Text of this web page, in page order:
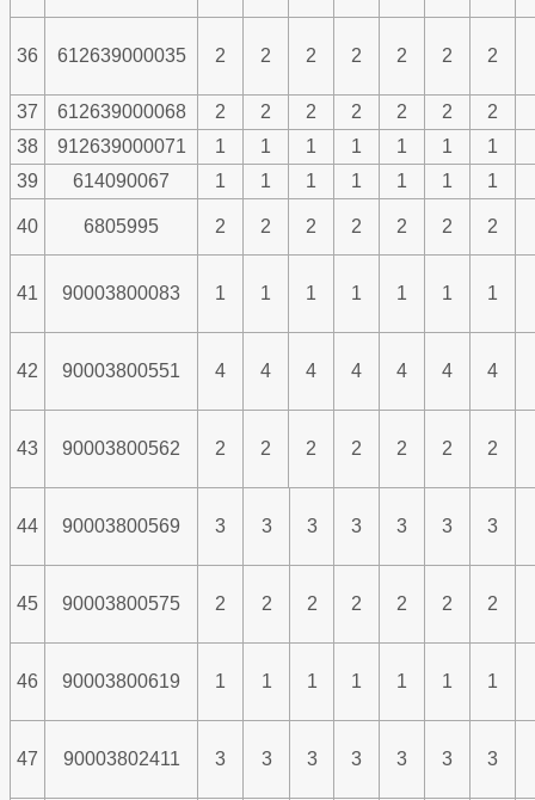
36 612639000035 2 2 2 2 2 2 2
37 612639000068 2 2 2 2 2 2
2
38
912639000071 1 1 1 1 1 1
1
39
614090067 1 1 1 1 1 1 1
40 6805995 2 2 2 2 2 2 2
41 90003800083 1 1 1 1 1 1 1
42 90003800551 4 4 4 4 4 4 4
43 90003800562 2 2 2 2 2 2 2
44 90003800569 3 3 3 3 3 3 3
45 90003800575 2 2 2 2 2 2 2
46 90003800619 1 1 1 1 1 1 1
47 90003802411 3 3 3 3 3 3 3